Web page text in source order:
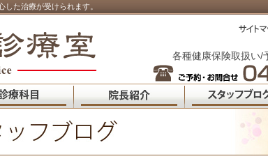
た治療が受けられます。
各種健康保険取扱い/